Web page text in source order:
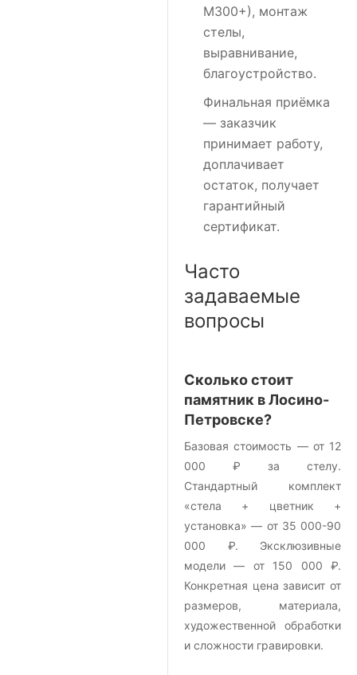
М300+), монтаж
стелы,
выравнивание,
благоустройство.
Финальная приёмка
— заказчик
принимает работу,
доплачивает
остаток, получает
гарантийный
сертификат.
Часто
задаваемые
вопросы
Сколько стоит
памятник в Лосино-
Петровске?
Базовая стоимость — от 12
000 ₽ за стелу.
Стандартный комплект
«стела + цветник +
установка» — от 35 000-90
000 ₽. Эксклюзивные
модели — от 150 000 ₽.
Конкретная цена зависит от
размеров, материала,
художественной обработки
и сложности гравировки.